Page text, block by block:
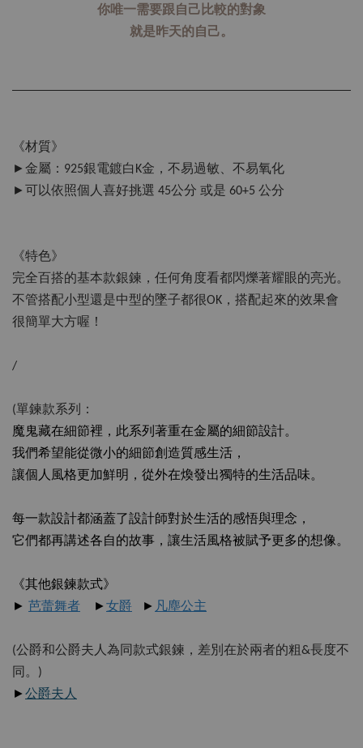
你唯一需要跟自己比較的對象
就是昨天的自己。
《材質》
►金屬：925銀電鍍白K金，不易過敏、不易氧化
►可以依照個人喜好挑選 45公分 或是 60+5 公分
《特色》
完全百搭的基本款銀鍊，任何角度看都閃爍著耀眼的亮光。
不管搭配小型還是中型的墜子都很OK，搭配起來的效果會
很簡單大方喔！
/
(單鍊款系列：
魔鬼藏在細節裡，此系列著重在金屬的細節設計。
我們希望能從微小的細節創造質感生活，
讓個人風格更加鮮明，從外在煥發出獨特的生活品味。
每一款設計都涵蓋了設計師對於生活的感悟與理念，
它們都再講述各自的故事，讓生活風格被賦予更多的想像。
《其他銀鍊款式》
►
芭蕾舞者 ► 女爵 ► 凡塵公主
(公爵和公爵夫人為同款式銀鍊，差別在於兩者的粗&長度不
同。)
► 公爵夫人